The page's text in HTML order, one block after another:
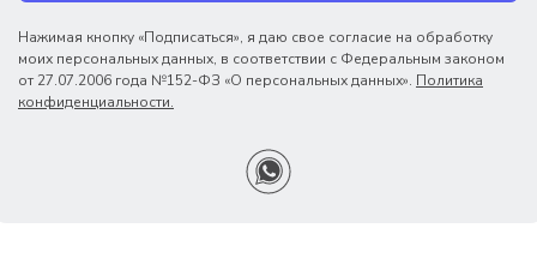
Нажимая кнопку «Подписаться», я даю свое согласие на обработку
моих персональных данных, в соответствии с Федеральным законом
от 27.07.2006 года №152-ФЗ «О персональных данных». Политика
конфиденциальности.